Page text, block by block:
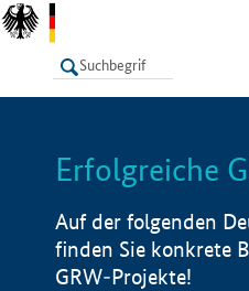
LISTE
Erfolgreiche
Auf der folgenden
finden Sie konkrete
GRW-Projekte!